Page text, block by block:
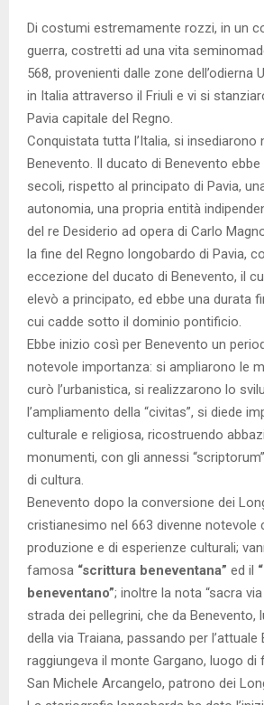
Di costumi estremamente rozzi, in un
guerra, costretti ad una vita
568, provenienti dalle zone dell’odierna
in Italia attraverso il Friuli e vi si
Pavia capitale del Regno.
Conquistata tutta l’Italia, si insediarono
Benevento. Il ducato di Benevento
secoli, rispetto al principato di Pavia,
autonomia, una propria entità
del re Desiderio ad opera di Carlo
la fine del Regno longobardo di Pavia,
eccezione del ducato di Benevento, il
elevò a principato, ed ebbe una durata
cui cadde sotto il dominio pontificio.
Ebbe inizio così per Benevento un
notevole importanza: si ampliarono le
curò l’urbanistica, si realizzarono lo
l’ampliamento della “civitas”, si diede
culturale e religiosa, ricostruendo
monumenti, con gli annessi
di cultura.
Benevento dopo la conversione dei
cristianesimo nel 663 divenne notevole
produzione e di esperienze culturali;
famosa “scrittura beneventana” ed il
beneventano”; inoltre la nota “sacra
strada dei pellegrini, che da Benevento,
della via Traiana, passando per l’attuale
raggiungeva il monte Gargano, luogo di
San Michele Arcangelo, patrono dei